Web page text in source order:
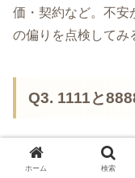
価・契約など。不安
の偏りを点検してみ
Q3. 1111と
1111は“始まり”、
が多いです。つまり、
ホーム 検索